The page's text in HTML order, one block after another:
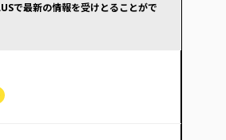
で最新の情報を受けとることがで